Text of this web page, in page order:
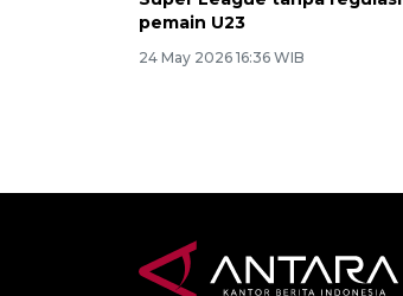
pemain U23
24 May 2026 16:36 WIB